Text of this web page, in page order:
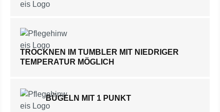
TROCKNEN IM TUMBLER MIT NIEDRIGER
TEMPERATUR MÖGLICH
BÜGELN MIT 1 PUNKT